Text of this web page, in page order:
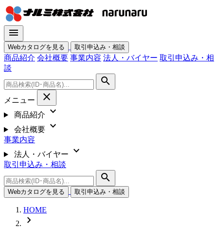
menu
Webカタログを見る 取引申込み・相談
商品紹介 会社概要 事業内容 法人・バイヤー 取引申込み・相
談
search
メニュー close
商品紹介 expand_more
会社概要 expand_more
事業内容
法人・バイヤー
expand_more
取引申込み・相談
search
Webカタログを見る 取引申込み・相談
HOME
chevron_right